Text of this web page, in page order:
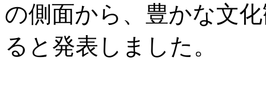
の側面から、豊かな文
ると発表しました。